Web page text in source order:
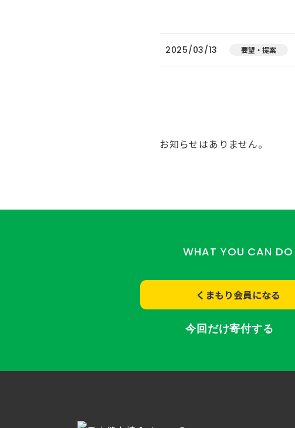
2025/03/13 要望・提案
お知らせはありません。
WHAT YOU CAN DO
くまもり会員になる
今回だけ寄付する